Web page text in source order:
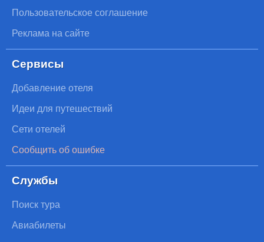
Пользовательское соглашение
Реклама на сайте
Сервисы
Добавление отеля
Идеи для путешествий
Сети отелей
Сообщить об ошибке
Службы
Поиск тура
Авиабилеты